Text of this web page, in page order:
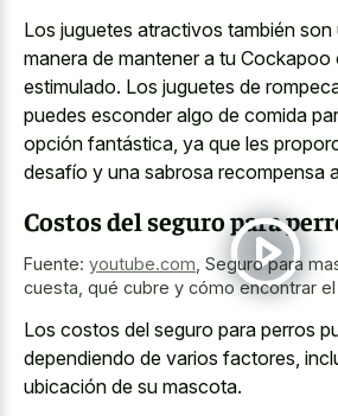
Los juguetes atractivos también
manera de mantener a tu
estimulado. Los juguetes de
puedes esconder algo de comida
opción fantástica, ya que les
desafío y una sabrosa recompensa
Costos del seguro para
Fuente: youtube.com Seguro para
cuesta, qué cubre y cómo encontrar
Los costos del seguro para perros
dependiendo de varios factores,
ubicación de su mascota.